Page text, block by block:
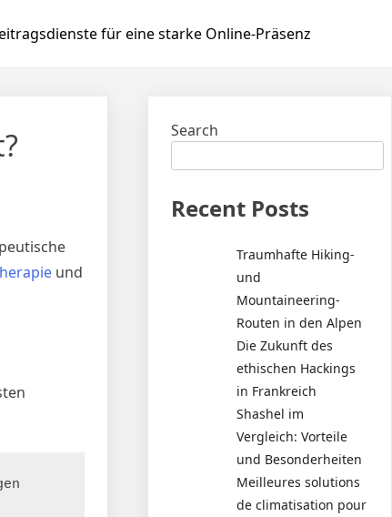
für eine starke Online-Präsenz
und
Search
Recent Posts
Traumhafte Hiking-
und
Mountaineering-
Routen in den Alpen
Die Zukunft des
ethischen Hackings
in Frankreich
Shashel im
Vergleich: Vorteile
und Besonderheiten
Meilleures solutions
de climatisation pour